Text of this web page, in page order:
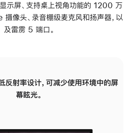
示屏、支持桌上视角功能的 1200 万
像头、录音棚级麦克风和扬声器，以
及雷雳 5 端口。
反射率设计，可减少使用环境中的屏
幕眩光。